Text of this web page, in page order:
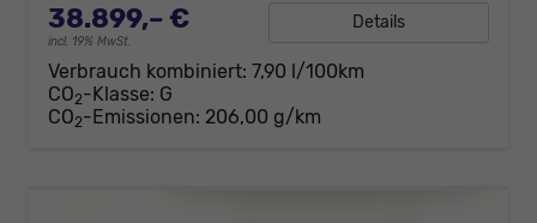
38.899,– €
incl. 19% MwSt.
Details
Verbrauch kombiniert: 7,90 l/100km
CO2-Klasse: G
CO2-Emissionen: 206,00 g/km